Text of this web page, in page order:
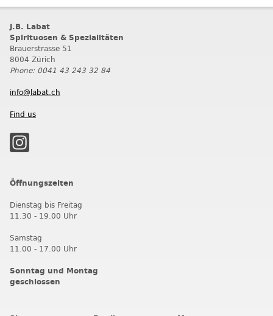
J.B. Labat
Spirituosen & Spezialitäten
Brauerstrasse 51
8004 Zürich
Phone: 0041 43 243 32 84
info@labat.ch
Find us
Öffnungszeiten
Dienstag bis Freitag
11.30 - 19.00 Uhr
Samstag
11.00 - 17.00 Uhr
Sonntag und Montag
geschlossen